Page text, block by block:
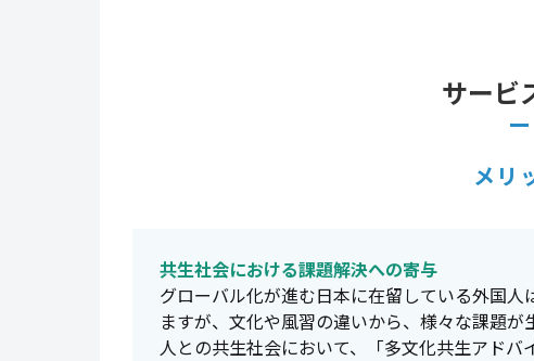
サービ
メリ
共生社会における課題解決への寄与
グローバル化が進む日本に在留している外国
ますが、文化や風習の違いから、様々な課題
人との共生社会において、「多文化共生アドバ